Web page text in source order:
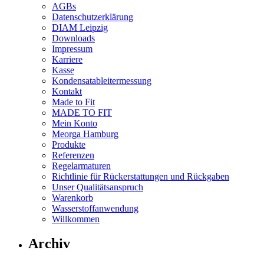
AGBs
Datenschutzerklärung
DIAM Leipzig
Downloads
Impressum
Karriere
Kasse
Kondensatableitermessung
Kontakt
Made to Fit
MADE TO FIT
Mein Konto
Meorga Hamburg
Produkte
Referenzen
Regelarmaturen
Richtlinie für Rückerstattungen und Rückgaben
Unser Qualitätsanspruch
Warenkorb
Wasserstoffanwendung
Willkommen
Archiv